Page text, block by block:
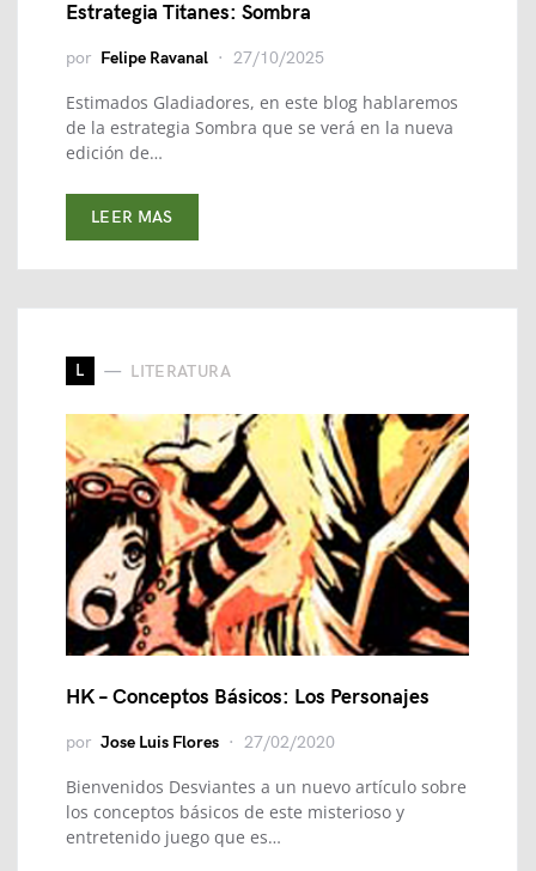
Estrategia Titanes: Sombra
por Felipe Ravanal 27/10/2025
Estimados Gladiadores, en este blog hablaremos
de la estrategia Sombra que se verá en la nueva
edición de…
LEER MAS
L LITERATURA
HK – Conceptos Básicos: Los Personajes
por Jose Luis Flores 27/02/2020
Bienvenidos Desviantes a un nuevo artículo sobre
los conceptos básicos de este misterioso y
entretenido juego que es…